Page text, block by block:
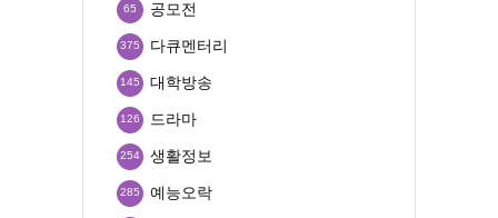
공모전
65
다큐멘터리
375
대학방송
145
드라마
126
생활정보
254
예능오락
285